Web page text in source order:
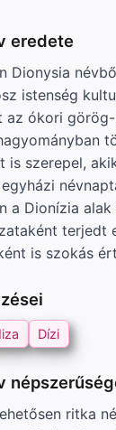
eredete
Dionysia
istenség
az ókori
is szerepel,
a Dionízia
terjedt
is szokás
Dízi
ritka